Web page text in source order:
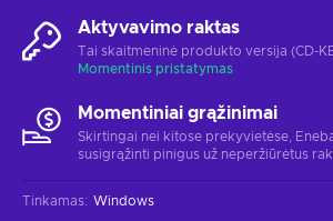
Aktyvavimo raktas
Tai skaitmeninė produkto versija (CD-
Momentinis pristatymas
Momentiniai grąžinimai
Skirtingai nei kitose prekyvietėse,
susigrąžinti pinigus už neperžiūrėtus
Tinkamas: Windows